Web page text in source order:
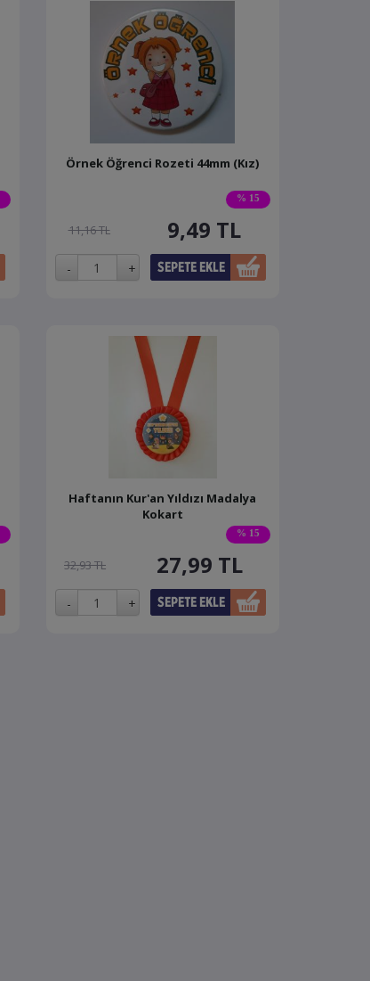
% 15
Örnek Öğrenci Rozeti 44mm (Kız)
11,16 TL 9,49 TL
% 15
Haftanın Kur'an Yıldızı Madalya
Kokart
32,93 TL 27,99 TL